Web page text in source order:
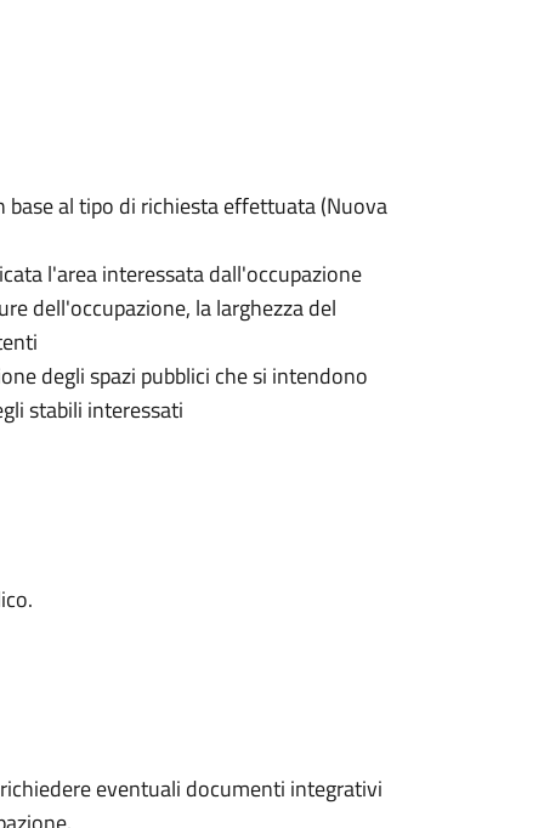
al tipo di richiesta effettuata (Nuova
l'area interessata dall'occupazione
dell'occupazione, la larghezza del
degli spazi pubblici che si intendono
stabili interessati
eventuali documenti integrativi